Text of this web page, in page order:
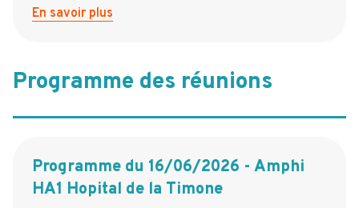
En savoir plus
Programme des réunions
Programme du 16/06/2026 - Amphi
HA1 Hopital de la Timone